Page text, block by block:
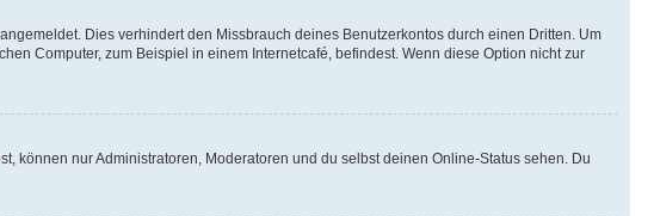
Dies verhindert den Missbrauch deines Benutzerkontos durch einen Dritten. Um
Computer, zum Beispiel in einem Internetcafé, befindest. Wenn diese Option nicht zur
können nur Administratoren, Moderatoren und du selbst deinen Online-Status sehen. Du